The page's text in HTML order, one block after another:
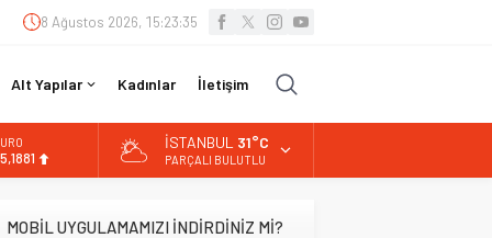
8 Ağustos 2026, 15:23:36
Alt Yapılar Kadınlar İletişim
İSTANBUL 31°C
PARÇALI BULUTLU
MOBİL UYGULAMAMIZI İNDİRDİNİZ Mİ?